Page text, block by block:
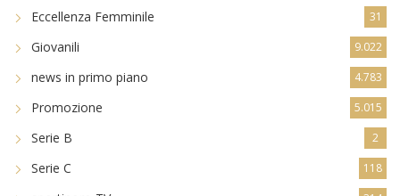
Eccellenza Femminile 31
Giovanili 9.022
news in primo piano 4.783
Promozione 5.015
Serie B 2
Serie C 118